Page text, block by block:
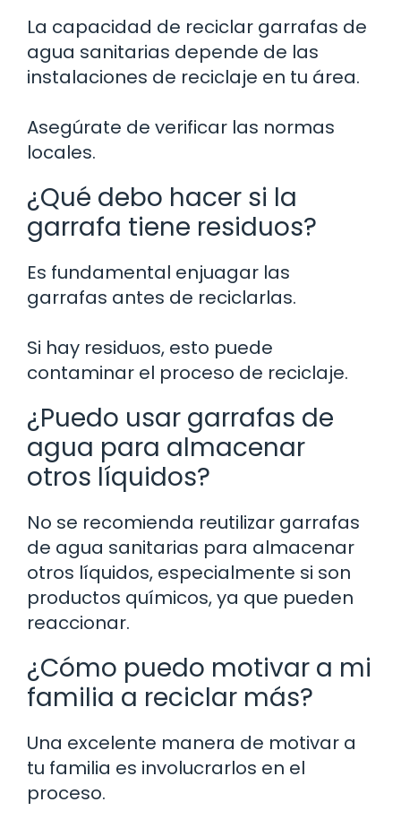
La capacidad de reciclar garrafas de
agua sanitarias depende de las
instalaciones de reciclaje en tu área.
Asegúrate de verificar las normas
locales.
¿Qué debo hacer si la
garrafa tiene residuos?
Es fundamental enjuagar las
garrafas antes de reciclarlas.
Si hay residuos, esto puede
contaminar el proceso de reciclaje.
¿Puedo usar garrafas de
agua para almacenar
otros líquidos?
No se recomienda reutilizar garrafas
de agua sanitarias para almacenar
otros líquidos, especialmente si son
productos químicos, ya que pueden
reaccionar.
¿Cómo puedo motivar a mi
familia a reciclar más?
Una excelente manera de motivar a
tu familia es involucrarlos en el
proceso.